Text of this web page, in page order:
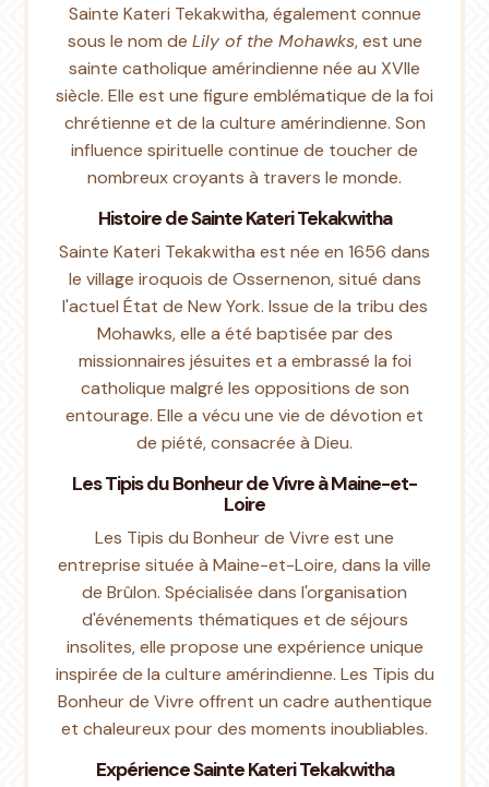
Sainte Kateri Tekakwitha, également connue
sous le nom de Lily of the Mohawks, est une
sainte catholique amérindienne née au XVIIe
siècle. Elle est une figure emblématique de la foi
chrétienne et de la culture amérindienne. Son
influence spirituelle continue de toucher de
nombreux croyants à travers le monde.
Histoire de Sainte Kateri Tekakwitha
Sainte Kateri Tekakwitha est née en 1656 dans
le village iroquois de Ossernenon, situé dans
l'actuel État de New York. Issue de la tribu des
Mohawks, elle a été baptisée par des
missionnaires jésuites et a embrassé la foi
catholique malgré les oppositions de son
entourage. Elle a vécu une vie de dévotion et
de piété, consacrée à Dieu.
Les Tipis du Bonheur de Vivre à Maine-et-
Loire
Les Tipis du Bonheur de Vivre est une
entreprise située à Maine-et-Loire, dans la ville
de Brûlon. Spécialisée dans l'organisation
d'événements thématiques et de séjours
insolites, elle propose une expérience unique
inspirée de la culture amérindienne. Les Tipis du
Bonheur de Vivre offrent un cadre authentique
et chaleureux pour des moments inoubliables.
Expérience Sainte Kateri Tekakwitha